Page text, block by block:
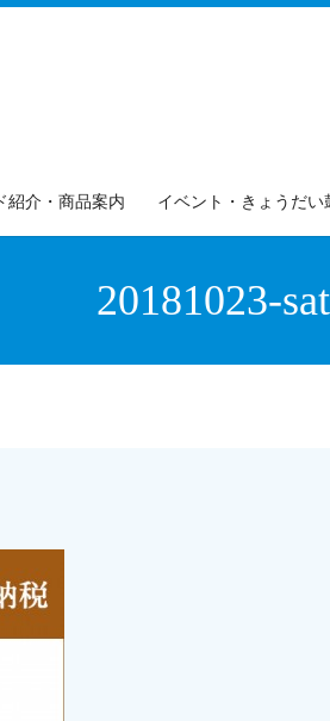
紹介・商品案内 イベント・きょうだい
20181023-